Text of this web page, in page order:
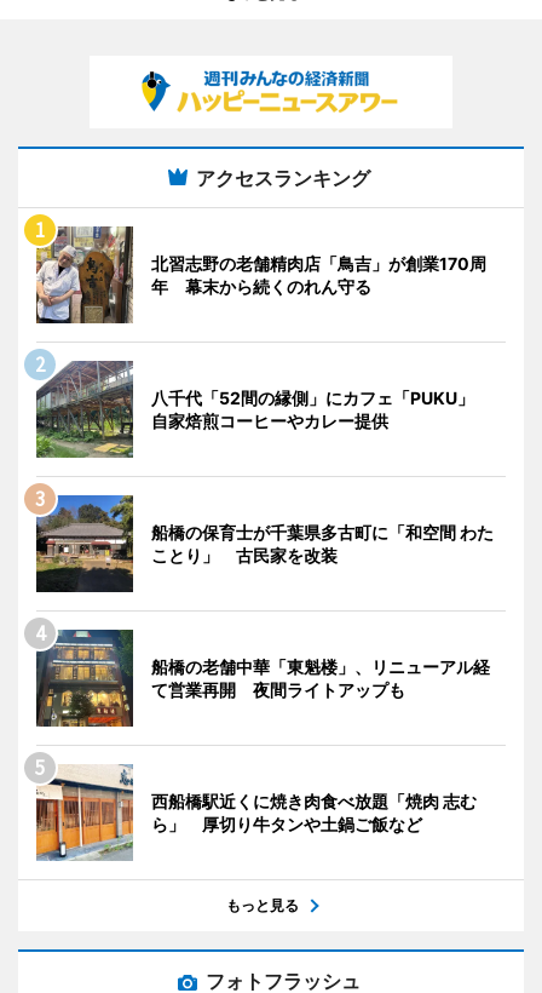
アクセスランキング
北習志野の老舗精肉店「鳥吉」が創業170周
年 幕末から続くのれん守る
八千代「52間の縁側」にカフェ「PUKU」
自家焙煎コーヒーやカレー提供
船橋の保育士が千葉県多古町に「和空間 わた
ことり」 古民家を改装
船橋の老舗中華「東魁楼」、リニューアル経
て営業再開 夜間ライトアップも
西船橋駅近くに焼き肉食べ放題「焼肉 志む
ら」 厚切り牛タンや土鍋ご飯など
もっと見る
フォトフラッシュ